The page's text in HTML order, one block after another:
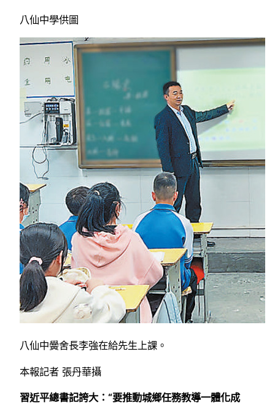
八仙中學供圖
八仙中黌舍長李強在給先生上課。
本報記者 張丹華攝
習近平總書記誇大：“要推動城鄉任務教導一體化成